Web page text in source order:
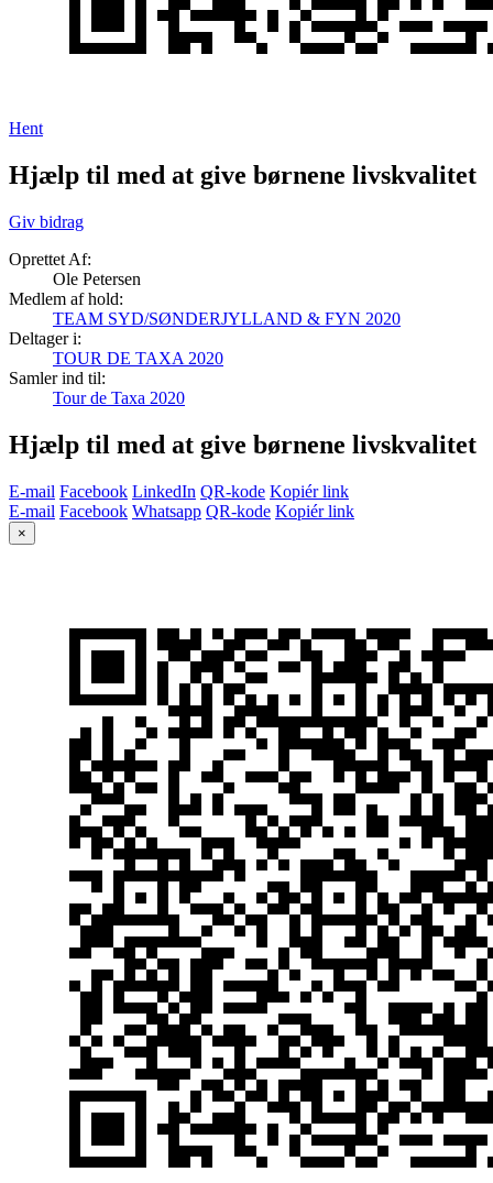
Hent
Hjælp til med at give børnene livskvalitet
Giv bidrag
Oprettet Af:
Ole Petersen
Medlem af hold:
TEAM SYD/SØNDERJYLLAND & FYN 2020
Deltager i:
TOUR DE TAXA 2020
Samler ind til:
Tour de Taxa 2020
Hjælp til med at give børnene livskvalitet
E-mail Facebook LinkedIn QR-kode Kopiér link
E-mail Facebook Whatsapp QR-kode Kopiér link
×